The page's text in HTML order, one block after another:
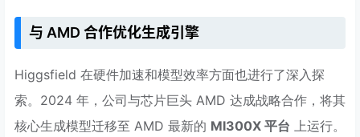
与 AMD 合作优化生成引擎
Higgsfield 在硬件加速和模型效率方面也进行了深入探
索。2024 年，公司与芯片巨头 AMD 达成战略合作，将其
核心生成模型迁移至 AMD 最新的 MI300X 平台 上运行。